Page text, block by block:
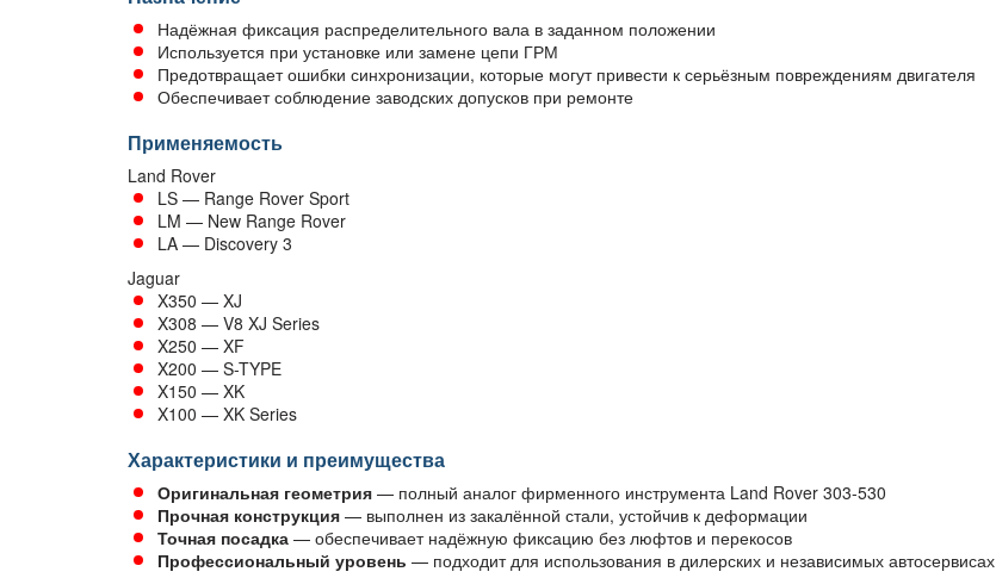
Надёжная фиксация распределительного вала в заданном положении
Используется при установке или замене цепи ГРМ
Предотвращает ошибки синхронизации, которые могут привести к серьёзным повреждениям двигателя
Обеспечивает соблюдение заводских допусков при ремонте
Применяемость
Land Rover
LS — Range Rover Sport
LM — New Range Rover
LA — Discovery 3
Jaguar
X350 — XJ
X308 — V8 XJ Series
X250 — XF
X200 — S-TYPE
X150 — XK
X100 — XK Series
Характеристики и преимущества
Оригинальная геометрия — полный аналог фирменного инструмента Land Rover 303-530
Прочная конструкция — выполнен из закалённой стали, устойчив к деформации
Точная посадка — обеспечивает надёжную фиксацию без люфтов и перекосов
Профессиональный уровень — подходит для использования в дилерских и независимых автосервисах